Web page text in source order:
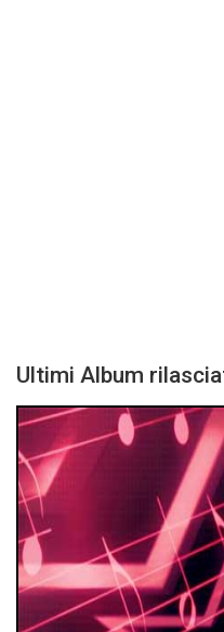
Ultimi Album